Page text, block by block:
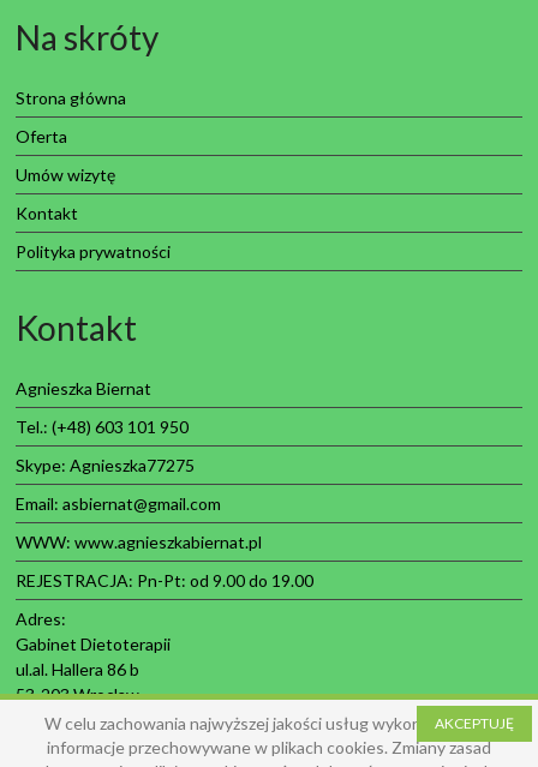
Na skróty
Strona główna
Oferta
Umów wizytę
Kontakt
Polityka prywatności
Kontakt
Agnieszka Biernat
Tel.: (+48) 603 101 950
Skype: Agnieszka77275
Email: asbiernat@gmail.com
WWW: www.agnieszkabiernat.pl
REJESTRACJA: Pn-Pt: od 9.00 do 19.00
Adres:
Gabinet Dietoterapii
ul.al. Hallera 86 b
53-203 Wroclaw
W celu zachowania najwyższej jakości usług wykorzystujemy
informacje przechowywane w plikach cookies. Zmiany zasad
AKCEPTUJĘ